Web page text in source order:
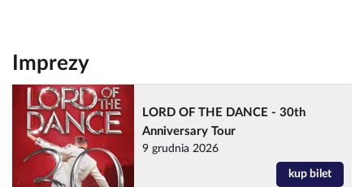
Imprezy
LORD OF THE DANCE - 30th
Anniversary Tour
9 grudnia 2026
kup bilet